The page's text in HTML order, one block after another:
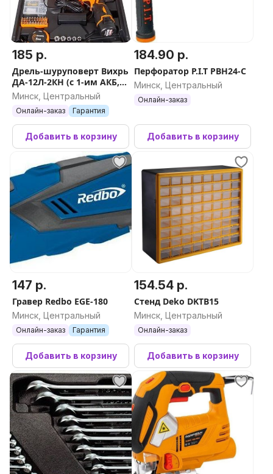
185 р.
Дрель-шуруповерт Вихрь
ДА-12Л-2КН (с 1-им АКБ,
кейс, набор оснастки)
Минск, Центральный
Онлайн-заказ Гарантия
Добавить в корзину
184.90 р.
Перфоратор P.I.T PBH24-C
Минск, Центральный
Онлайн-заказ
Добавить в корзину
147 р.
Гравер Redbo EGE-180
Минск, Центральный
Онлайн-заказ Гарантия
Добавить в корзину
154.54 р.
Стенд Deko DKTB15
Минск, Центральный
Онлайн-заказ
Добавить в корзину